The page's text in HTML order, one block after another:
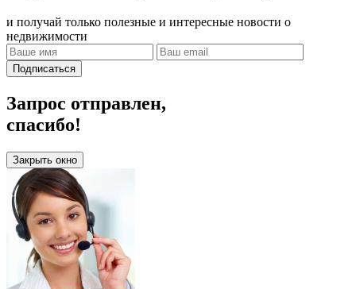
и получай только полезные и интересные новости о
недвижимости
Подписаться
Запрос отправлен,
спасибо!
Закрыть окно